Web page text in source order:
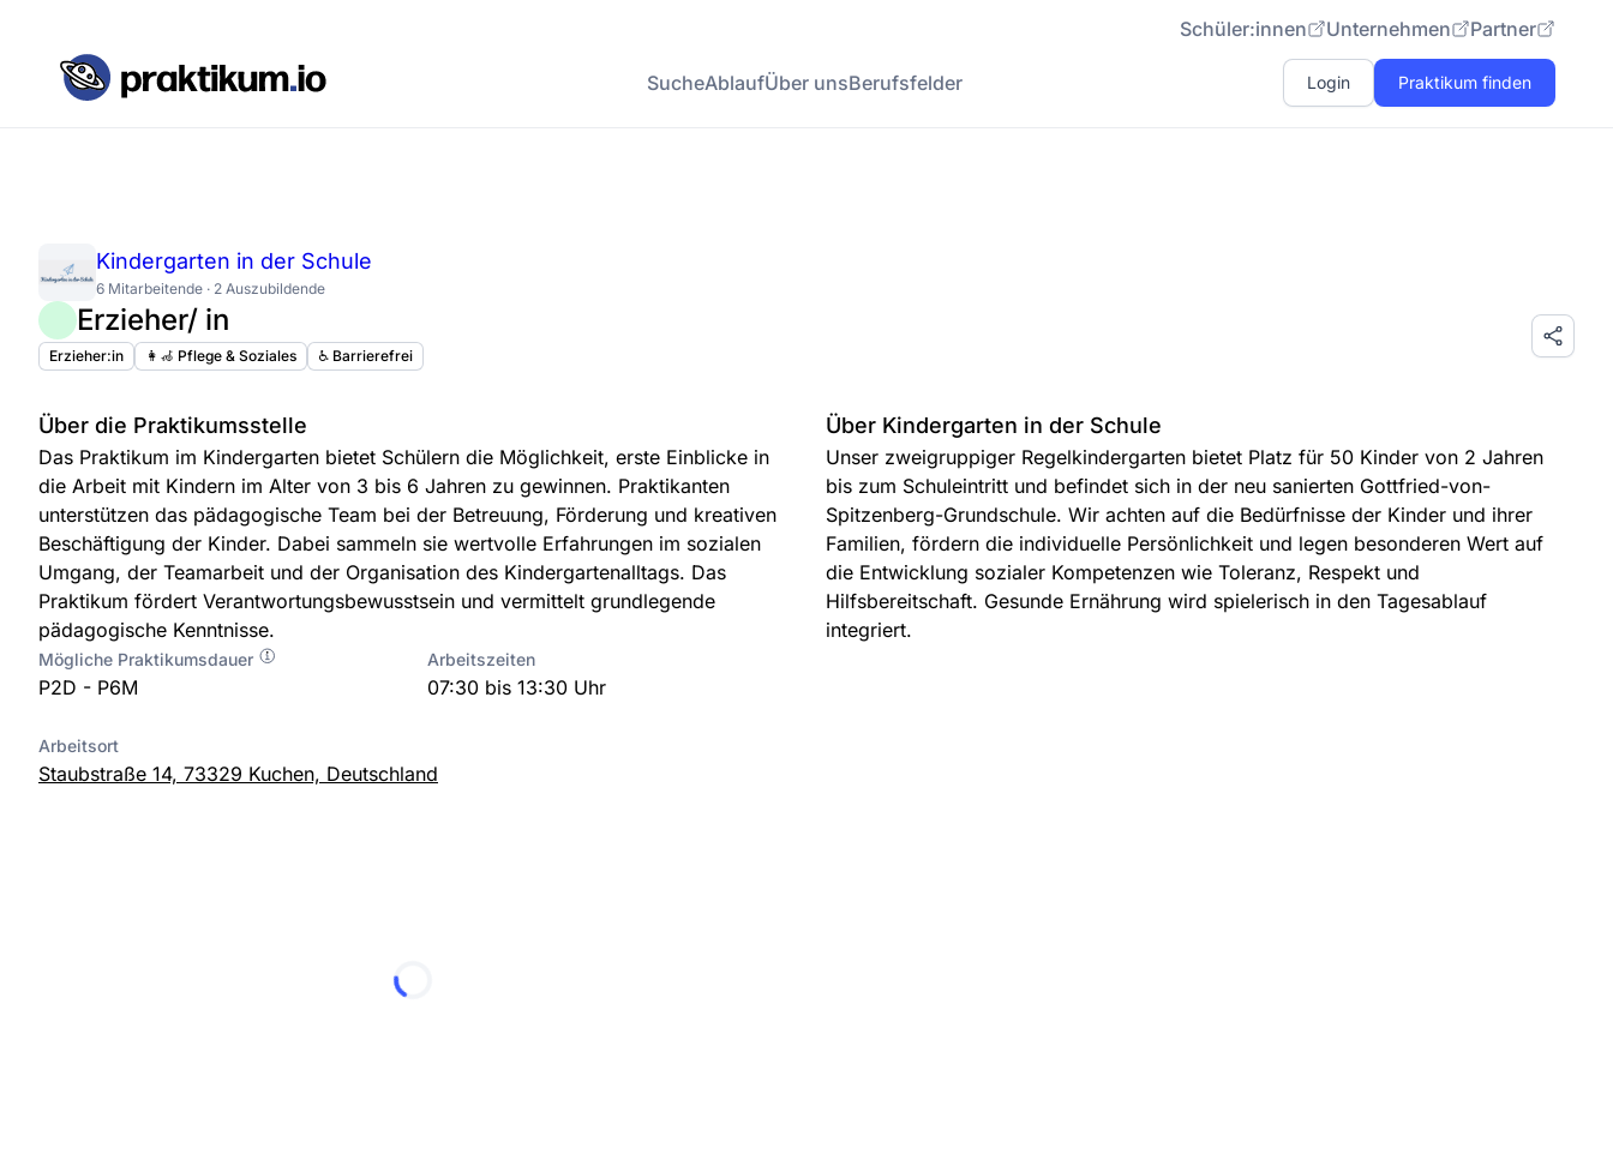
Schüler:innen Unternehmen Partner
SucheAblaufÜber unsBerufsfelder Login Praktikum finden
Kindergarten in der Schule
6 Mitarbeitende · 2 Auszubildende
Erzieher/ in
Erzieher:in 👩‍🦽 Pflege & Soziales ♿️ Barrierefrei
Über die Praktikumsstelle
Das Praktikum im Kindergarten bietet Schülern die Möglichkeit, erste Einblicke in
die Arbeit mit Kindern im Alter von 3 bis 6 Jahren zu gewinnen. Praktikanten
unterstützen das pädagogische Team bei der Betreuung, Förderung und kreativen
Beschäftigung der Kinder. Dabei sammeln sie wertvolle Erfahrungen im sozialen
Umgang, der Teamarbeit und der Organisation des Kindergartenalltags. Das
Praktikum fördert Verantwortungsbewusstsein und vermittelt grundlegende
pädagogische Kenntnisse.
Mögliche Praktikumsdauer
P2D - P6M
Arbeitszeiten
07:30 bis 13:30 Uhr
Arbeitsort
Staubstraße 14, 73329 Kuchen, Deutschland
Über Kindergarten in der Schule
Unser zweigruppiger Regelkindergarten bietet Platz für 50 Kinder von 2 Jahren
bis zum Schuleintritt und befindet sich in der neu sanierten Gottfried-von-
Spitzenberg-Grundschule. Wir achten auf die Bedürfnisse der Kinder und ihrer
Familien, fördern die individuelle Persönlichkeit und legen besonderen Wert auf
die Entwicklung sozialer Kompetenzen wie Toleranz, Respekt und
Hilfsbereitschaft. Gesunde Ernährung wird spielerisch in den Tagesablauf
integriert.